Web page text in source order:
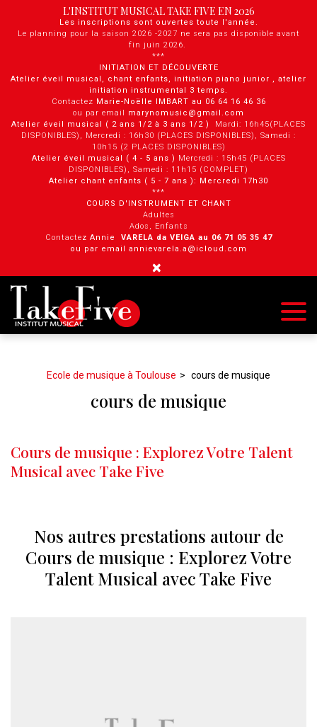
L'INSTITUT MUSICAL TAKE FIVE EN 2026
Les inscriptions sont ouvertes toute l'année.
Le planning pour la saison 2026 -2027 ne sera pas disponible avant
fin juin 2026.
***
INITIATION ET DÉCOUVERTE
Atelier éveil musical, chant enfants, initiation piano junior , atelier
initiation instrumental 3 temps.
Contactez Marie-Noëlle IMBART au 06 64 16 46 36
ou par email marynomusic@gmail.com
Atelier éveil musical ( 2 ans 1/2 à 3 ans 1/2 ) Mardi: 16h45(PLACES
DISPONIBLES), Mercredi : 16h30 (PLACES DISPONIBLES), Samedi :
10h15 (2 PLACES DISPONIBLES)
Atelier éveil musical ( 4 - 5 ans ) Mercredi : 15h45 (PLACES
DISPONIBLES), Samedi : 11h15 (COMPLET)
Atelier chant enfants ( 5 - 7 ans ): Mercredi 17h30
***
COURS D'INSTRUMENT ET CHANT
Adultes
Ados, Enfants
Contactez Annie VARELA da VEIGA au 0 6 71 05 35 47
ou par email annievarela.a@icloud.com
×
Ecole de musique à Toulouse cours de musique
cours de musique
Cours de musique : Explorez Votre Talent
Musical avec Take Five
Nos autres prestations autour de
Cours de musique : Explorez Votre
Talent Musical avec Take Five
Panneau de gestion des cookies